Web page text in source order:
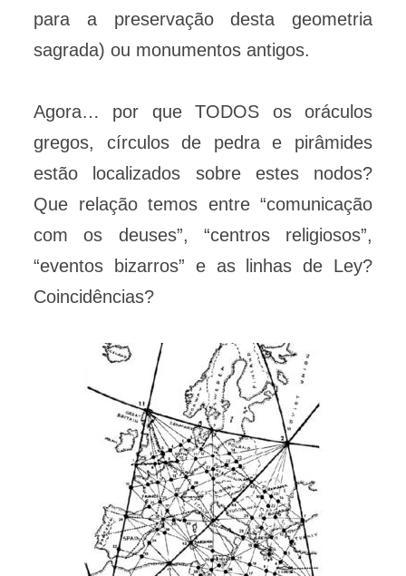
para a preservação desta geometria
sagrada) ou monumentos antigos.
Agora… por que TODOS os oráculos
gregos, círculos de pedra e pirâmides
estão localizados sobre estes nodos?
Que relação temos entre “comunicação
com os deuses”, “centros religiosos”,
“eventos bizarros” e as linhas de Ley?
Coincidências?